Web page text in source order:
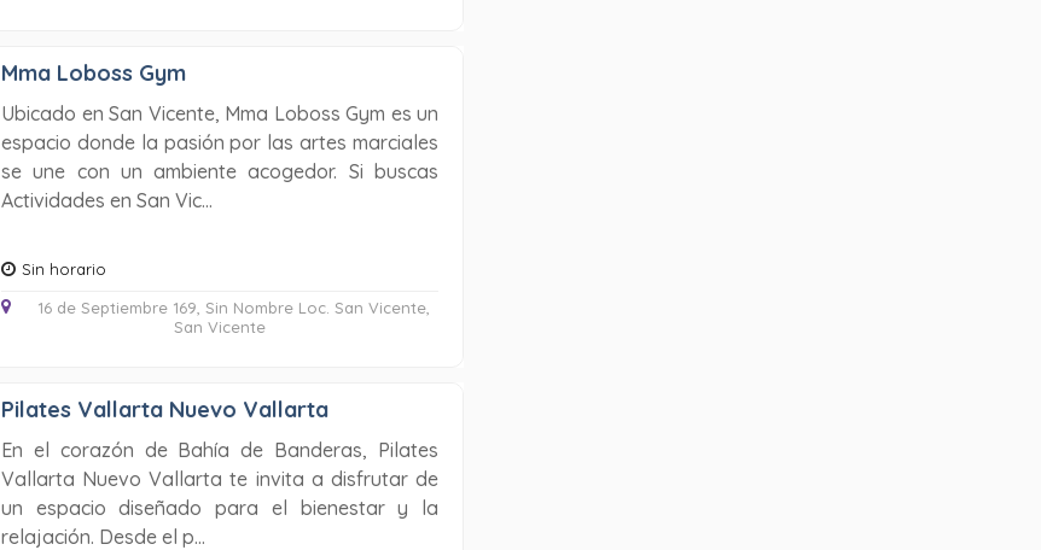
Mma Loboss Gym
Ubicado en San Vicente, Mma Loboss Gym es un
espacio donde la pasión por las artes marciales
se une con un ambiente acogedor. Si buscas
Actividades en San Vic...
Sin horario
16 de Septiembre 169, Sin Nombre Loc. San Vicente,
San Vicente
Pilates Vallarta Nuevo Vallarta
En el corazón de Bahía de Banderas, Pilates
Vallarta Nuevo Vallarta te invita a disfrutar de
un espacio diseñado para el bienestar y la
relajación. Desde el p...